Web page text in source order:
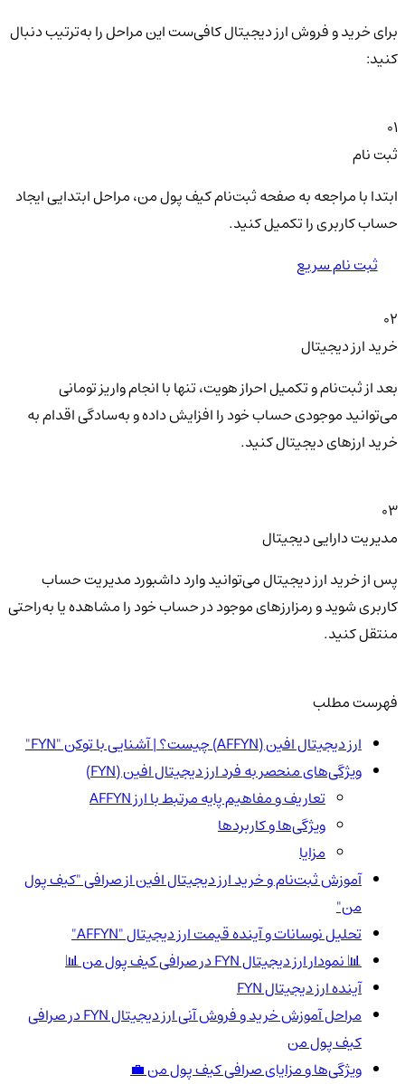
برای خرید و فروش ارز دیجیتال کافی‌ست این مراحل را به‌ترتیب دنبال
کنید:
01
ثبت نام
ابتدا با مراجعه به صفحه ثبت‌نام کیف‌ پول من، مراحل ابتدایی ایجاد
حساب کاربری را تکمیل کنید.
ثبت نام سریع
02
خرید ارز دیجیتال
بعد از ثبت‌نام و تکمیل احراز هویت، تنها با انجام واریز تومانی
می‌توانید موجودی حساب خود را افزایش داده و به‌سادگی اقدام به
خرید ارزهای دیجیتال کنید.
03
مدیریت دارایی دیجیتال
پس از خرید ارز دیجیتال می‌توانید وارد داشبورد مدیریت حساب
کاربری شوید و رمزارزهای موجود در حساب خود را مشاهده یا به‌راحتی
منتقل کنید.
فهرست مطلب
ارز دیجیتال افین (AFFYN) چیست؟ | آشنایی با توکن "FYN"
ویژگی‌های منحصر به فرد ارز دیجیتال افین (FYN)
تعاریف و مفاهیم پایه مرتبط با ارز AFFYN
ویژگی‌ها و کاربردها
مزایا
آموزش ثبت‌نام و خرید ارز دیجیتال افین از صرافی "کیف پول
من"
تحلیل نوسانات و آینده قیمت ارز دیجیتال "AFFYN"
📊 نمودار ارز دیجیتال FYN در صرافی کیف پول من 📊
آینده ارز دیجیتال FYN
مراحل آموزش خرید و فروش آنی ارز دیجیتال FYN در صرافی
کیف پول من
ویژگی‌ها و مزایای صرافی کیف پول من 💼